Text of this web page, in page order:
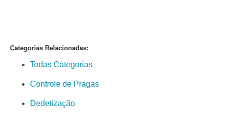
Categorias Relacionadas:
Todas Categorias
Controle de Pragas
Dedetização